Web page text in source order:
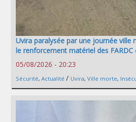
Uvira paralysée par une journée ville
le renforcement matériel des FARDC
05/08/2026 - 20:23
Sécurité, Actualité / Uvira, Ville morte,